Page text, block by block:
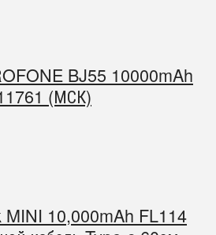
BJ55 10000mAh
(МСК)
10,000mAh FL114